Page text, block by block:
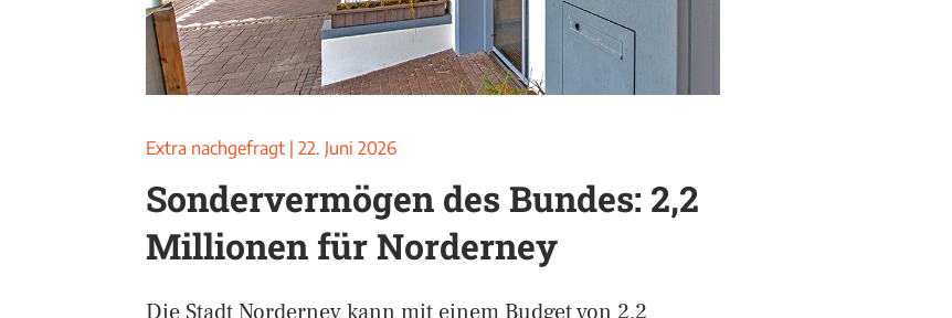
Extra nachgefragt 22. Juni 2026
Sondervermögen des Bundes: 2,2
Millionen für Norderney